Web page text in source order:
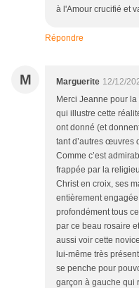
à l'Amour crucifié et
Répondre
M Marguerite 12/12/
Merci Jeanne pour
qui illustre cette
ont donné (et
tant d’autres œuvres
Comme c’est
frappée par la
Christ en croix, ses
entièrement
profondément tous
par ce beau rosaire
aussi voir cette
lui-même très
se penche pour
garçon à gauche qui